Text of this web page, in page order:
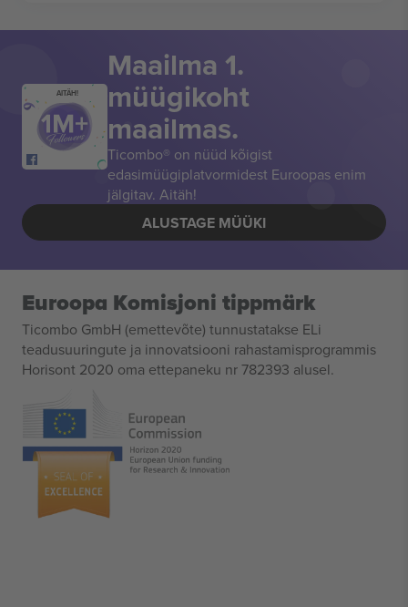
AITÄH!
Maailma 1.
müügikoht
maailmas.
Ticombo® on nüüd kõigist
edasimüügiplatvormidest Euroopas enim
jälgitav. Aitäh!
ALUSTAGE MÜÜKI
Euroopa Komisjoni tippmärk
Ticombo GmbH (emettevõte) tunnustatakse ELi
teadusuuringute ja innovatsiooni rahastamisprogrammis
Horisont 2020 oma ettepaneku nr 782393 alusel.